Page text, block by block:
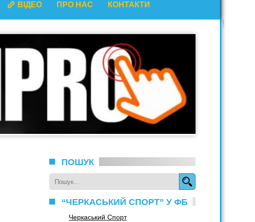
ВІДЕО ПРО НАС КОНТАКТИ
ПОШУК
“ЧЕРКАСЬКИЙ СПОРТ” У ФБ
Черкаський Спорт